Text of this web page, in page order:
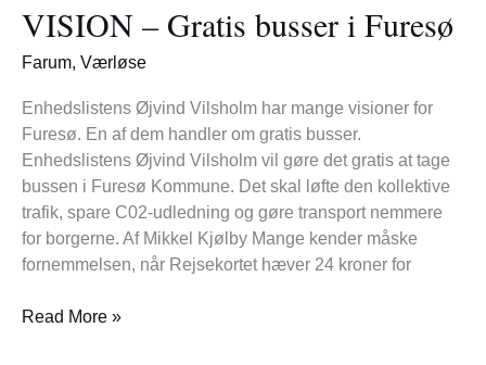
VISION – Gratis busser i Furesø
Farum, Værløse
Enhedslistens Øjvind Vilsholm har mange visioner for
Furesø. En af dem handler om gratis busser.
Enhedslistens Øjvind Vilsholm vil gøre det gratis at tage
bussen i Furesø Kommune. Det skal løfte den kollektive
trafik, spare C02-udledning og gøre transport nemmere
for borgerne. Af Mikkel Kjølby Mange kender måske
fornemmelsen, når Rejsekortet hæver 24 kroner for
Gratis
busser
i
Read More »